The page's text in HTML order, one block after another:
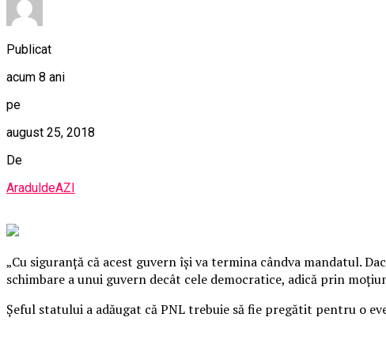
Publicat
acum 8 ani
pe
august 25, 2018
De
AraduldeAZI
„Cu siguranţă că acest guvern îşi va termina cândva mandatul.
schimbare a unui guvern decât cele democratice, adică prin
Șeful statului a adăugat că PNL trebuie să fie pregătit pentru o